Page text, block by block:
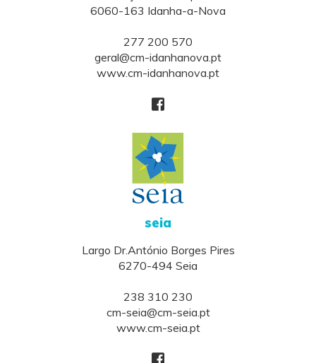
6060-163 Idanha-a-Nova
277 200 570
geral@cm-idanhanova.pt
www.cm-idanhanova.pt
seia
Largo Dr.António Borges Pires
6270-494 Seia
238 310 230
cm-seia@cm-seia.pt
www.cm-seia.pt